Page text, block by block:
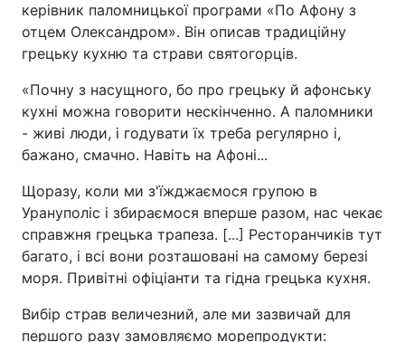
керівник паломницької програми «По Афону з
отцем Олександром». Він описав традиційну
грецьку кухню та страви святогорців.
«Почну з насущного, бо про грецьку й афонську
кухні можна говорити нескінченно. А паломники
- живі люди, і годувати їх треба регулярно і,
бажано, смачно. Навіть на Афоні...
Щоразу, коли ми з'їжджаємося групою в
Урануполіс і збираємося вперше разом, нас чекає
справжня грецька трапеза. [...] Ресторанчиків тут
багато, і всі вони розташовані на самому березі
моря. Привітні офіціанти та гідна грецька кухня.
Вибір страв величезний, але ми зазвичай для
першого разу замовляємо морепродукти: